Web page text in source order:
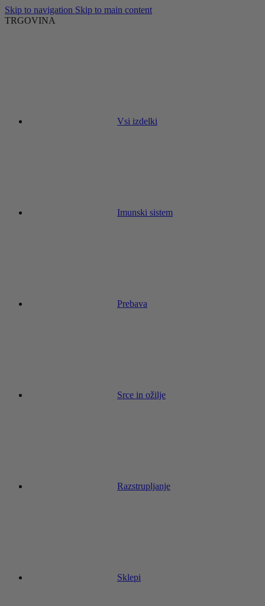
Skip to navigation Skip to main content
TRGOVINA
Vsi izdelki
Imunski sistem
Prebava
Srce in ožilje
Razstrupljanje
Sklepi